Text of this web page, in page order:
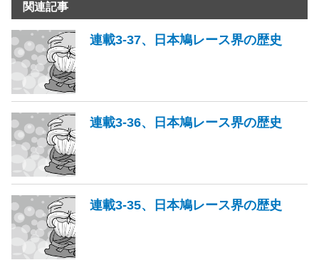
関連記事
連載3-37、日本鳩レース界の歴史
連載3-36、日本鳩レース界の歴史
連載3-35、日本鳩レース界の歴史